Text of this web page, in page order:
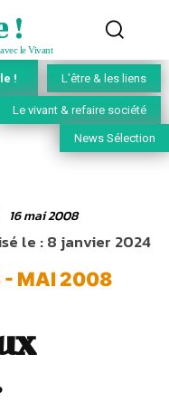
!
le Vivant
! L'être & les liens
Le vivant & refaire société
News Sélection
16 mai 2008
le :8 janvier 2024
- MAI 2008